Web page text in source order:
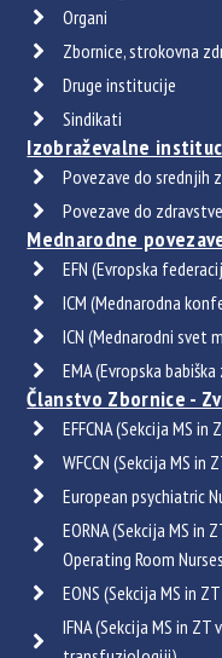
Organi
Zbornice, strokovna
Druge institucije
Sindikati
Izobraževalne
Povezave do srednjih
Povezave do
Mednarodne
EFN (Evropska
ICM (Mednarodna
ICN (Mednarodni svet
EMA (Evropska
Članstvo Zbornice -
EFFCNA (Sekcija MS in
WFCCN (Sekcija MS in
European psychiatric
EORNA (Sekcija MS in
Operating Room
EONS (Sekcija MS in
IFNA (Sekcija MS in